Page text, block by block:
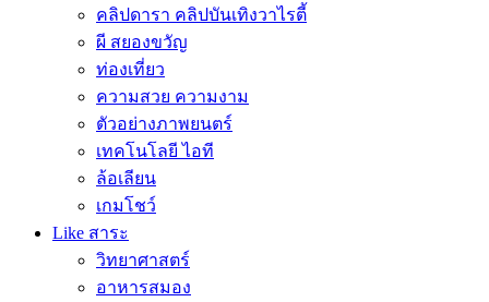
คลิปดารา คลิปบันเทิงวาไรตี้
ผี สยองขวัญ
ท่องเที่ยว
ความสวย ความงาม
ตัวอย่างภาพยนตร์
เทคโนโลยี ไอที
ล้อเลียน
เกมโชว์
Like สาระ
วิทยาศาสตร์
อาหารสมอง